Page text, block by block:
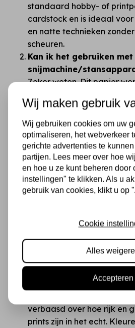
standaard hobby- of
cardstock en is ideaal
en natte technieken
scheuren.
Kan ik het gebruiken met
snijmachine/
Zeker weten. Dit papier
dikte krijg je strakke,
zonder rafels.
Is dubbelzijdig papier
Dat begrijpen we. Juist
zo gekozen dat je altijd
Tip: eerst bladeren en
knippen!
Wat maakt Stamperia
Het verschil zit in alles:
aanvoelt. Je merkt direct
materiaal is, maar een
verbaasd over hoe rijk en
prints zijn in het echt.
Wij maken gebruik
Wij gebruiken cookies om uw
optimaliseren, het webverkeer
gerichte advertenties te
partijen. Lees meer over hoe
en hoe u ze kunt beheren door
instellingen" te klikken. Als u
gebruik van cookies, klikt u op
Cookie
Alles
Accepteren